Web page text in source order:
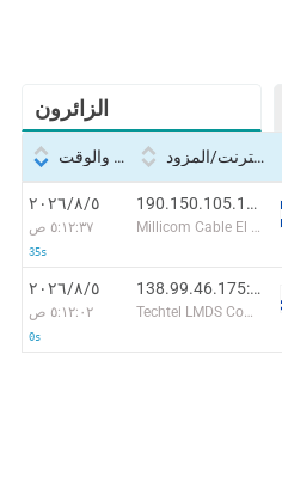
الزائرون
التاريخ والوقت بروتوكول الإنترنت/المزود
٥‏/٨‏/٢٠٢٦
٥:١٢:٣٧ ص
35s
190.150.105.142:41694
Millicom Cable El Salvador S.a. De C.V.
٥‏/٨‏/٢٠٢٦
٥:١٢:٠٢ ص
0s
138.99.46.175:39865
Techtel LMDS Comunicaciones Interactivas S.A.